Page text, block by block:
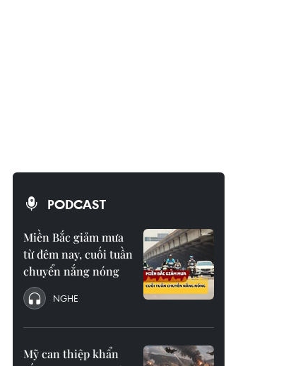
PODCAST
Miền Bắc giảm mưa
từ đêm nay, cuối tuần
chuyển nắng nóng
NGHE
Mỹ can thiệp khẩn